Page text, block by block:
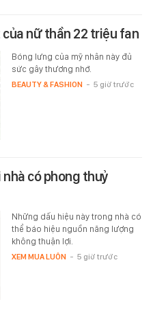
nữ thần 22 triệu fan
Bóng lưng của mỹ nhân này đủ
sức gây thương nhớ.
BEAUTY & FASHION - 5 giờ trước
có phong thuỷ
Những dấu hiệu này trong nhà có
thể báo hiệu nguồn năng lượng
không thuận lợi.
XEM MUA LUÔN - 5 giờ trước